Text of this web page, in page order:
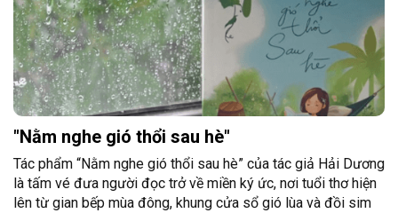
"Nằm nghe gió thổi sau hè"
Tác phẩm “Nằm nghe gió thổi sau hè” của tác giả Hải Dương
là tấm vé đưa người đọc trở về miền ký ức, nơi tuổi thơ hiện
lên từ gian bếp mùa đông, khung cửa sổ gió lùa và đồi sim